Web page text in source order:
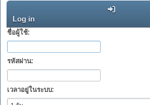
Log in
ชื่อผู้ใช้:
รหัสผ่าน:
เวลาอยู่ในระบบ: